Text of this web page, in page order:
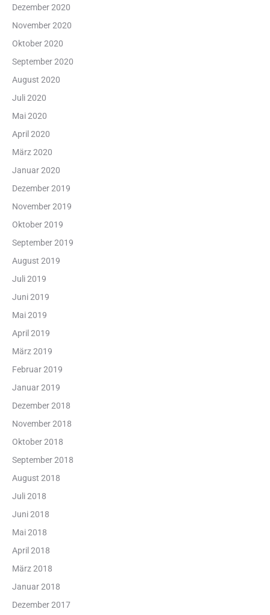
Dezember 2020
November 2020
Oktober 2020
September 2020
August 2020
Juli 2020
Mai 2020
April 2020
März 2020
Januar 2020
Dezember 2019
November 2019
Oktober 2019
September 2019
August 2019
Juli 2019
Juni 2019
Mai 2019
April 2019
März 2019
Februar 2019
Januar 2019
Dezember 2018
November 2018
Oktober 2018
September 2018
August 2018
Juli 2018
Juni 2018
Mai 2018
April 2018
März 2018
Januar 2018
Dezember 2017